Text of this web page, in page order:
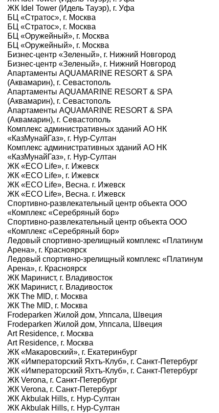
ЖК Idel Tower (Идель Тауэр), г. Уфа
БЦ «Стратос», г. Москва
БЦ «Стратос», г. Москва
БЦ «Оружейный», г. Москва
БЦ «Оружейный», г. Москва
Бизнес-центр «Зеленый», г. Нижний Новгород
Бизнес-центр «Зеленый», г. Нижний Новгород
Апартаменты AQUAMARINE RESORT & SPA
(Аквамарин), г. Севастополь
Апартаменты AQUAMARINE RESORT & SPA
(Аквамарин), г. Севастополь
Апартаменты AQUAMARINE RESORT & SPA
(Аквамарин), г. Севастополь
Комплекс административных зданий АО НК
«КазМунайГаз», г. Нур-Султан
Комплекс административных зданий АО НК
«КазМунайГаз», г. Нур-Султан
ЖК «ECO Life», г. Ижевск
ЖК «ECO Life», г. Ижевск
ЖК «ECO Life», Весна. г. Ижевск
ЖК «ECO Life», Весна. г. Ижевск
Спортивно-развлекательный центр объекта ООО
«Комплекс «Серебряный бор»
Спортивно-развлекательный центр объекта ООО
«Комплекс «Серебряный бор»
Ледовый спортивно-зрелищный комплекс «Платинум
Арена», г. Красноярск
Ледовый спортивно-зрелищный комплекс «Платинум
Арена», г. Красноярск
ЖК Маринист, г. Владивосток
ЖК Маринист, г. Владивосток
ЖК The MID, г. Москва
ЖК The MID, г. Москва
Frodeparken Жилой дом, Уппсала, Швеция
Frodeparken Жилой дом, Уппсала, Швеция
Art Residence, г. Москва
Art Residence, г. Москва
ЖК «Макаровский», г. Екатеринбург
ЖК «Императорский Яхтъ-Клуб», г. Санкт-Петербург
ЖК «Императорский Яхтъ-Клуб», г. Санкт-Петербург
ЖК Verona, г. Санкт-Петербург
ЖК Verona, г. Санкт-Петербург
ЖК Akbulak Hills, г. Нур-Султан
ЖК Akbulak Hills, г. Нур-Султан